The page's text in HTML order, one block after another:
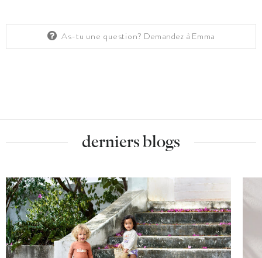
As-tu une question? Demandez à Emma
derniers blogs